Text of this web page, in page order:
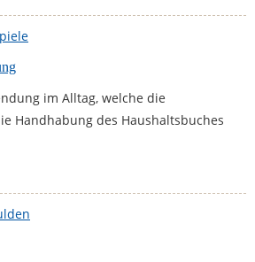
im Alltag, welche die
Handhabung des Haushaltsbuches